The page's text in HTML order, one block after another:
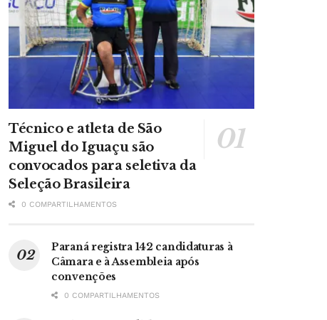
Técnico e atleta de São
Miguel do Iguaçu são
convocados para seletiva da
Seleção Brasileira
0 COMPARTILHAMENTOS
Paraná registra 142 candidaturas à
Câmara e à Assembleia após
convenções
0 COMPARTILHAMENTOS